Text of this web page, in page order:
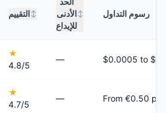
التقييم ↕
الأدنى
للإيداع
↕ رسوم التداول
★
4.8/5
—
★
4.7/5
— From €0.50